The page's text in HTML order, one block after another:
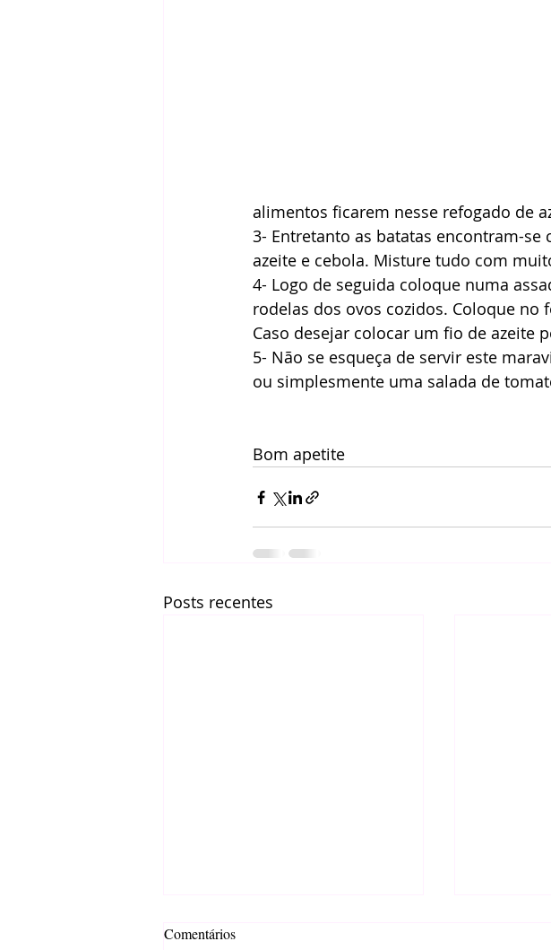
alimentos ficarem nesse refogado de
3- Entretanto as batatas encontram-
azeite e cebola. Misture tudo com
4- Logo de seguida coloque numa
rodelas dos ovos cozidos. Coloque no
Caso desejar colocar um fio de azeite
5- Não se esqueça de servir este
ou simplesmente uma salada de
Bom apetite
Posts recentes
Comentários